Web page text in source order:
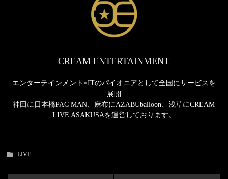
CREAM ENTERTAINMENT
エンターテインメント×ITのパイオニアとして全国にサービスを
展開
神田に日本橋PAC MAN、麻布にAZABUballoon、浅草にCREAM
LIVE ASAKUSAを運営しております。
LIVE